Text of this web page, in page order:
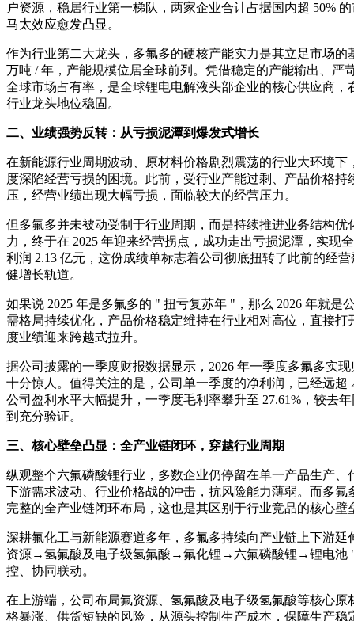
户资源，稳居行业第一梯队，两家企业合计占据国内超 50%
马太效应愈发凸显。
作为行业第二大龙头，多氟多的硬核产能实力是其立足市场
万吨 / 年，产能规模位居全球前列。凭借稳定的产能输出、严
全球市场占有率，是全球锂电电解液头部企业的核心供应商
行业龙头地位稳固。
二、业绩强势反转：从亏损泥潭到爆发式增长
在新能源行业周期波动、原材料价格剧烈震荡的行业大环境
度深陷经营亏损的困境。此前，受行业产能过剩、产品价格
压，经营业绩出现大幅亏损，面临较大的经营压力。
但多氟多并未被动受制于行业周期，而是持续推进业务结构
力，终于在 2025 年迎来经营拐点，成功走出亏损泥潭，实现
利润 2.13 亿元，这份成绩单标志着公司彻底扭转了此前的经
健增长轨道。
如果说 2025 年是多氟多的 " 扭亏复苏年 "，那么 2026 年就
需格局持续优化，产品价格稳定维持在行业相对高位，直接
度业绩迎来跨越式拉升。
据公司披露的一季度财报数据显示，2026 年一季度多氟多实
十分惊人。值得关注的是，公司单一季度的净利润，已经远
公司盈利水平大幅提升，一季度毛利率攀升至 27.61%，较去
到充分验证。
三、核心壁垒凸显：全产业链闭环，穿越行业周期
纵观整个六氟磷酸锂行业，多数企业仍停留在单一产品生产
下游需求波动、行业价格战的冲击，抗风险能力薄弱。而多
完整的全产业链闭环布局，这也是其区别于行业竞品的核心壁
深耕氟化工与新能源赛道多年，多氟多持续向产业链上下游
资源→氢氟酸及电子级氢氟酸→氟化锂→六氟磷酸锂→锂电池
控、协同联动。
在上游端，公司布局氟资源、氢氟酸及电子级氢氟酸等核心
格暴涨、供货短缺的风险，从源头控制生产成本，保障生产